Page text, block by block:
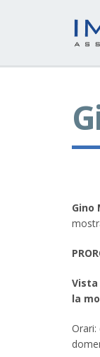
Gino
Vista
la
Orari: